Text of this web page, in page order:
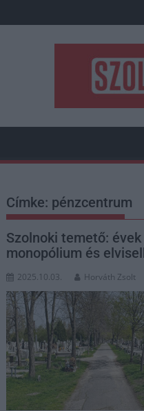
to
Címke: pénzcentrum
Szolnoki temető:
monopólium és
2025.10.03. Horváth Zsolt